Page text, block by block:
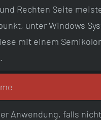
Rechten Seite
unter Windows
mit einem
Anwendung, falls